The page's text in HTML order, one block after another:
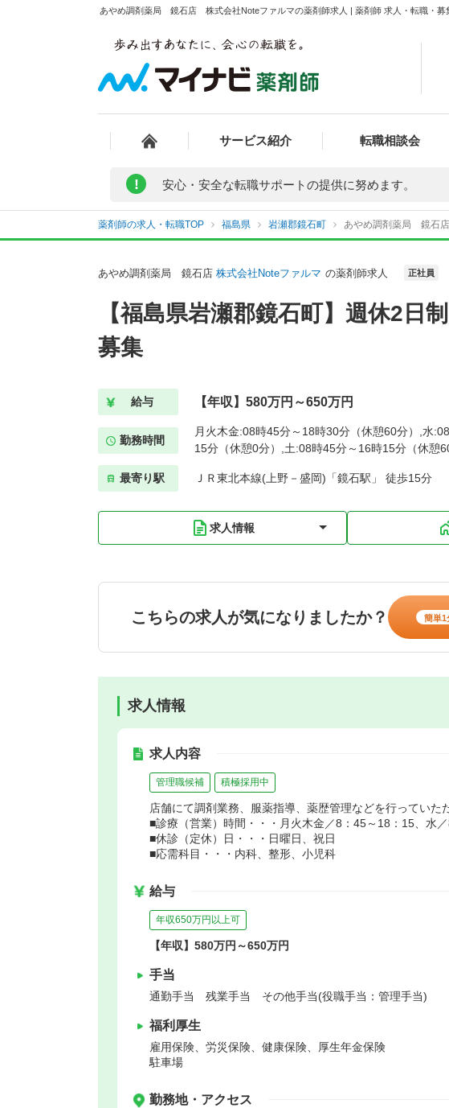
あやめ調剤薬局 鏡石店 株式会社Noteファルマの薬剤師求人 | 薬剤師 求人・転職・募
サービス紹介 転職相談会
! 安心・安全な転職サポートの提供に努めます。
薬剤師の求人・転職TOP 福島県 岩瀬郡鏡石町 あやめ調剤薬局 鏡石
あやめ調剤薬局 鏡石店 株式会社Noteファルマ の薬剤師求人 正社員
【福島県岩瀬郡鏡石町】週休2日
募集
給与 【年収】580万円～650万円
勤務時間
月火木金:08時45分～18時30分（休憩60分）,水
15分（休憩0分）,土:08時45分～16時15分（休憩
最寄り駅 ＪＲ東北本線(上野－盛岡)「鏡石駅」 徒歩15分
求人情報
こちらの求人が気になりましたか？ 簡単1
求人情報
求人内容
管理職候補 積極採用中
店舗にて調剤業務、服薬指導、薬歴管理などを行っていた
■診療（営業）時間・・・月火木金／8：45～18：15、水
■休診（定休）日・・・日曜日、祝日
■応需科目・・・内科、整形、小児科
給与
年収650万円以上可
【年収】580万円～650万円
手当
通勤手当 残業手当 その他手当(役職手当：管理手当)
福利厚生
雇用保険、労災保険、健康保険、厚生年金保険
駐車場
勤務地・アクセス